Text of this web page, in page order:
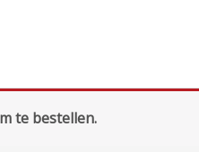
te bestellen.